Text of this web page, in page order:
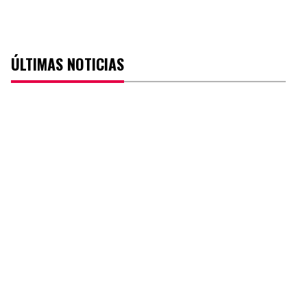
ÚLTIMAS NOTICIAS